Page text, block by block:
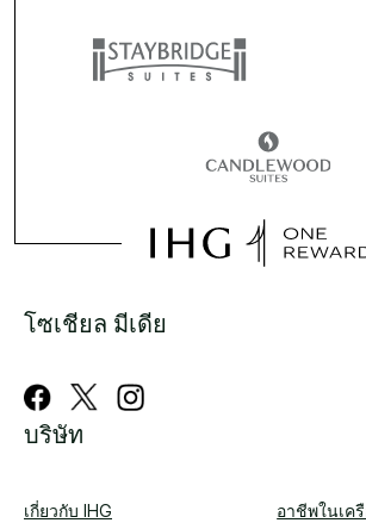
โซเชียล มีเดีย
บริษัท
เกี่ยวกับ IHG
อาชีพในเค